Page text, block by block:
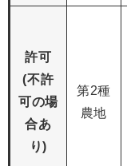
許可
(不許
可の場
合あ
り)
第2種
農地